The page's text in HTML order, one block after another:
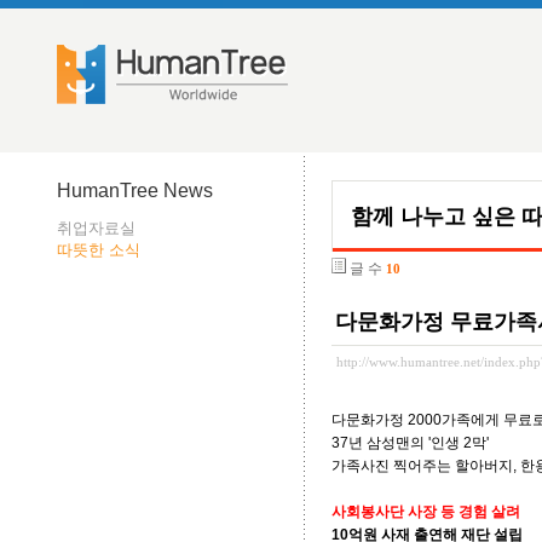
HumanTree News
취업자료실
따뜻한 소식
함께 나누고 싶은
글 수 10
다문화가정 무료가
http://www.humantree.net/
다문화가정 2000가족에게 무료
37년 삼성맨의 '인생 2막'
가족사진 찍어주는 할아버지, 한
사회봉사단 사장 등 경험 살려
10억원 사재 출연해 재단 설립